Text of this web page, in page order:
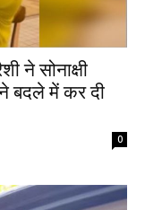
ने सोनाक्षी
ने बदले में कर दी
0